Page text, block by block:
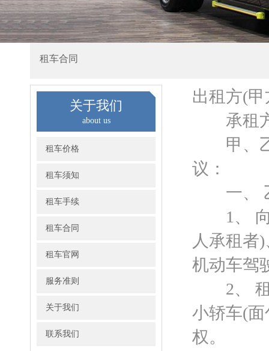
租车合同
关于我们
about us
租车价格
租车须知
租车手续
租车合同
租车官网
服务准则
关于我们
联系我们
出租方(
承租方
甲、乙
议：
一、 乙
1、 向
人承租者
机动车驾
2、 租
小轿车(
权。